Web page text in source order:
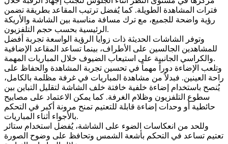
فترات المشاهدة الطويلة. كما يُفضل ترتيب المقاعد بطريقة تضمن
رؤية واضحة للجميع، مع ترك مسافة مناسبة بين الشاشة والأريكة
الرئيسية بحسب حجم التلفزيون.
وتوفر الشاشات الحديثة ذات زوايا الرؤية الواسعة تجربة أفضل
للمشاهدين الجالسين على الأطراف، بينما تساعد المقاعد الإضافية
والكراسي الجانبية على استيعاب الضيوف خلال المباريات المهمة.
وتلعب الإضاءة دوراً مهماً في تحسين تجربة المشاهدة والحفاظ على
راحة العينين. فبدلاً من مشاهدة المباريات في غرفة مظلمة بالكامل،
يُنصح باستخدام إضاءة خلفية خافتة خلف الشاشة لتقليل التباين بين
سطوع التلفزيون وظلام الغرفة. كما يمكن الاعتماد على مصابيح
حائطية أو وحدات إضاءة قابلة للتعتيم تمنح مرونة أكبر في التحكم
بالأجواء أثناء المباريات.
وللحد من انعكاسات الضوء على الشاشة، يُفضل استخدام ستائر
تعتيم تساعد في التحكم بأشعة الشمس وتحافظ على وضوح الصورة